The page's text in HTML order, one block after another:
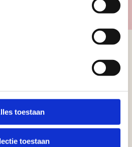
toestaan
toestaan
in voor
over de
trends en